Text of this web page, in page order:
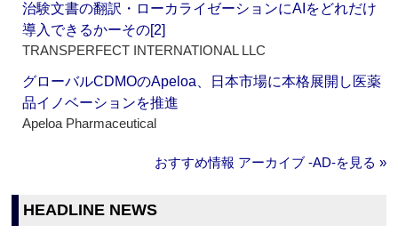
治験文書の翻訳・ローカライゼーションにAIをどれだけ
導入できるかーその[2]
TRANSPERFECT INTERNATIONAL LLC
グローバルCDMOのApeloa、日本市場に本格展開し医薬
品イノベーションを推進
Apeloa Pharmaceutical
おすすめ情報 アーカイブ ‐AD‐を見る »
HEADLINE NEWS